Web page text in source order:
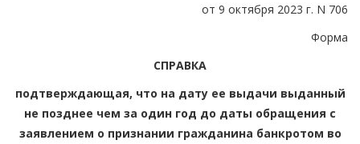
от 9 октября 2023 г. N 706
Форма
СПРАВКА
подтверждающая, что на дату ее выдачи выданный
не позднее чем за один год до даты обращения с
заявлением о признании гражданина банкротом во